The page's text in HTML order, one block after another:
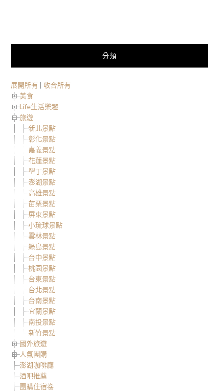
分類
展開所有 | 收合所有
美食
Life生活樂趣
旅遊
新北景點
彰化景點
嘉義景點
花蓮景點
墾丁景點
澎湖景點
高雄景點
苗栗景點
屏東景點
小琉球景點
雲林景點
綠島景點
台中景點
桃園景點
台東景點
台北景點
台南景點
宜蘭景點
南投景點
新竹景點
國外旅遊
人氣團購
澎湖咖啡廳
酒吧推薦
團購住宿卷